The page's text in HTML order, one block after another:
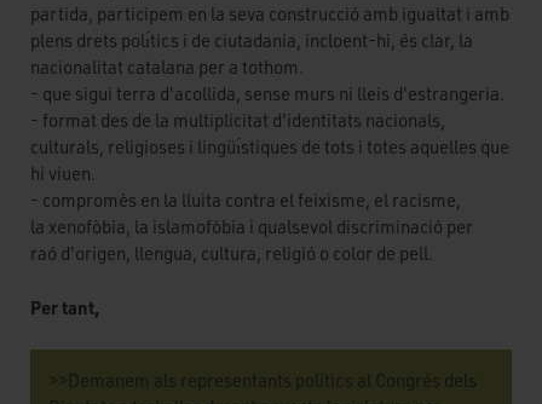
partida, participem en la seva construcció amb igualtat i amb
plens drets polı́tics i de ciutadania, incloent-hi, és clar, la
nacionalitat catalana per a tothom.
- que sigui terra d'acollida, sense murs ni lleis d'estrangeria.
- format des de la multiplicitat d'identitats nacionals,
culturals, religioses i lingüı́stiques de tots i totes aquelles que
hi viuen.
- compromès en la lluita contra el feixisme, el racisme,
la xenofòbia, la islamofòbia i qualsevol discriminació per
raó d'origen, llengua, cultura, religió o color de pell.
Per tant,
>>Demanem als representants polítics al Congrés dels